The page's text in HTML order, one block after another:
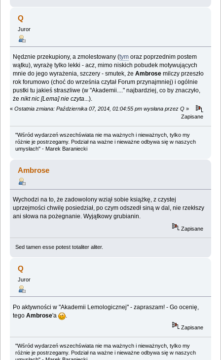
Q
Juror
Nędznie przekupiony, a zmolestowany (tym oraz poprzednim postem
wątku), wyrażę tylko lekki - acz, mimo niskich pobudek motywujących
mnie do jego wyrażenia, szczery - smutek, żeAmbrose milczy przeszło
rok forumowo (choć do września czytał Forum przynajmniej) i ogólnie
pustki tu jakieś straszliwe (w "Akademii...." najbardziej, co by znaczyło,
żenikt nic [Lema] nie czyta...).
« Ostatnia zmiana: Października 07, 2014, 01:04:55 pm wysłana przez Q »
Zapisane
"Wśród wydarzeń wszechświata nie ma ważnych i nieważnych, tylko my
różnie je postrzegamy. Podział na ważne i nieważne odbywa się w naszych
umysłach" - Marek Baraniecki
Ambrose
Wychodzi na to, że zadowolony wziął sobie książkę, z czystej
uprzejmości chwilę posiedział, po czym odszedł siną w dal, nie rzekłszy
ani słowa na pożegnanie. Wyjątkowy grubianin.
Zapisane
Sed tamen esse potest totaliter aliter.
Q
Juror
Po aktywności w "Akademii Lemologicznej" - zapraszam! - Go ocenię,
tegoAmbrose'a .
Zapisane
"Wśród wydarzeń wszechświata nie ma ważnych i nieważnych, tylko my
różnie je postrzegamy. Podział na ważne i nieważne odbywa się w naszych